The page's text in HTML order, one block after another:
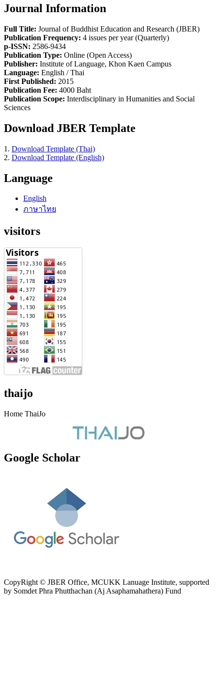
Journal Information
Full Title: Journal of Buddhist Education and Research (JBER)
Publication Frequency: 4 issues per year (Quarterly)
p-ISSN: 2586-9434
Publication Type: Online (Open Access)
Publisher: Institute of Language, Khon Kaen Campus
Language: English / Thai
First Published: 2015
Publication Fee: 4000 Baht
Publication Scope: Interdisciplinary in Humanities and Social
Sciences
Download JBER Template
1. Download Template (Thai)
2. Download Template (English)
Language
English
ภาษาไทย
visitors
thaijo
Home ThaiJo
Google Scholar
CopyRight © JBER Office, MCUKK Lanuage Institute, supported
by Somdet Phra Phutthachan (Aj Asaphamahathera) Fund